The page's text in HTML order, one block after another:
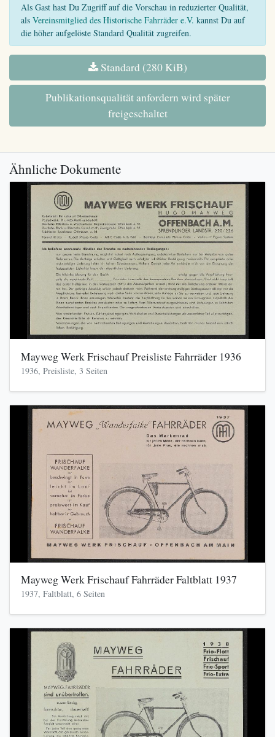
Als Gast hast Du Zugriff auf die Vorschau in reduzierter Qualität,
als Vereinsmitglied des Historische Fahrräder e.V. kannst Du auf
die höher aufgelöste Standard Qualität zugreifen.
Standard (280 KiB)
Publikationsqualität anfordern wird später
freigeschaltet
Ähnliche Dokumente
Mayweg Werk Frischauf Preisliste Fahrräder 1936
1936, Preisliste, 3 Seiten
Mayweg Werk Frischauf Fahrräder Faltblatt 1937
1937, Faltblatt, 6 Seiten